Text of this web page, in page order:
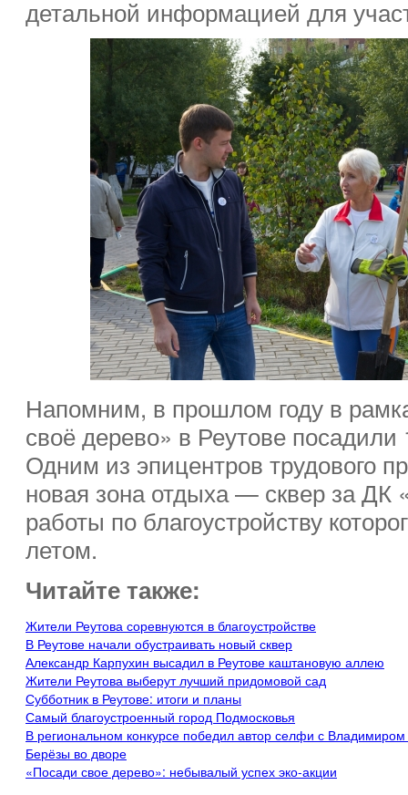
детальной информацией для
Напомним, в прошлом году в
своё дерево» в Реутове
Одним из эпицентров трудового
новая зона отдыха — сквер за ДК
работы по благоустройству
летом.
Читайте также:
Жители Реутова соревнуются в благоустройстве
В Реутове начали обустраивать новый сквер
Александр Карпухин высадил в Реутове каштановую аллею
Жители Реутова выберут лучший придомовой сад
Субботник в Реутове: итоги и планы
Самый благоустроенный город Подмосковья
В региональном конкурсе победил автор селфи с
Берёзы во дворе
«Посади свое дерево»: небывалый успех эко-акции